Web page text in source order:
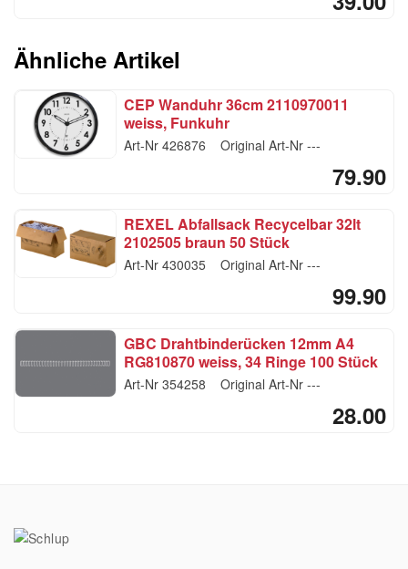
Ähnliche Artikel
CEP Wanduhr 36cm 2110970011
weiss, Funkuhr
Art-Nr 426876 Original Art-Nr ---
79.90
REXEL Abfallsack Recycelbar 32lt
2102505 braun 50 Stück
Art-Nr 430035 Original Art-Nr ---
99.90
GBC Drahtbinderücken 12mm A4
RG810870 weiss, 34 Ringe 100 Stück
Art-Nr 354258 Original Art-Nr ---
28.00